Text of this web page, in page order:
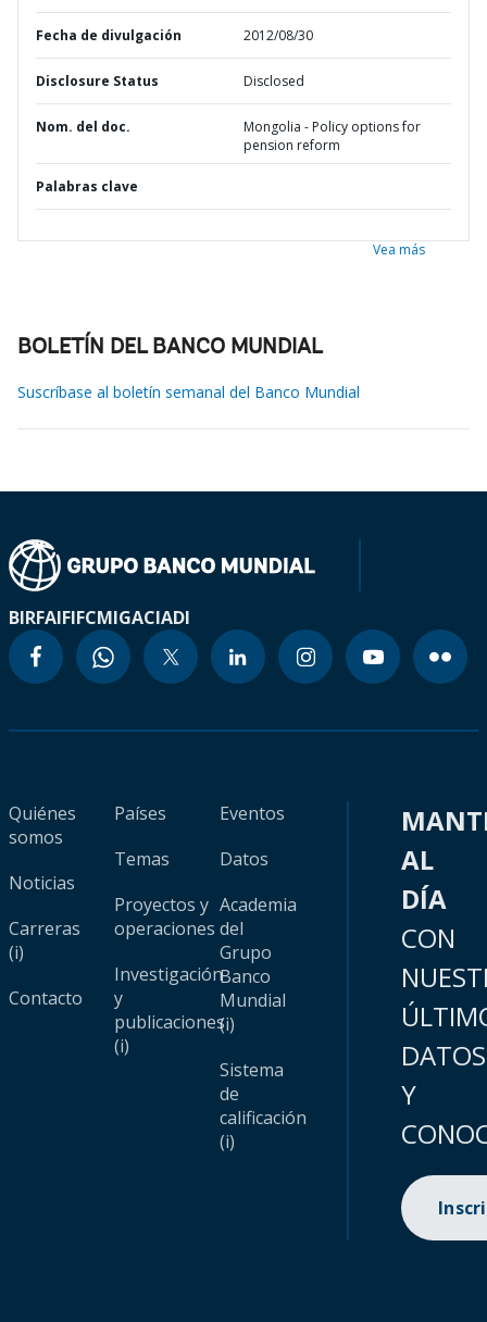
Fecha de divulgación 2012/08/30
Disclosure Status Disclosed
Nom. del doc.
Mongolia - Policy options for
pension reform
Palabras clave
Vea más
BOLETÍN DEL BANCO MUNDIAL
Suscríbase al boletín semanal del Banco Mundial
BIRFAIFIFCMIGACIADI
Quiénes
somos
Noticias
Carreras
(i)
Contacto
Países
Temas
Proyectos y
operaciones
Investigación
y
publicaciones
(i)
Eventos
Datos
Academia
del
Grupo
Banco
Mundial
(i)
Sistema
de
calificación
(i)
AL
DÍA
CON
DATOS
Y